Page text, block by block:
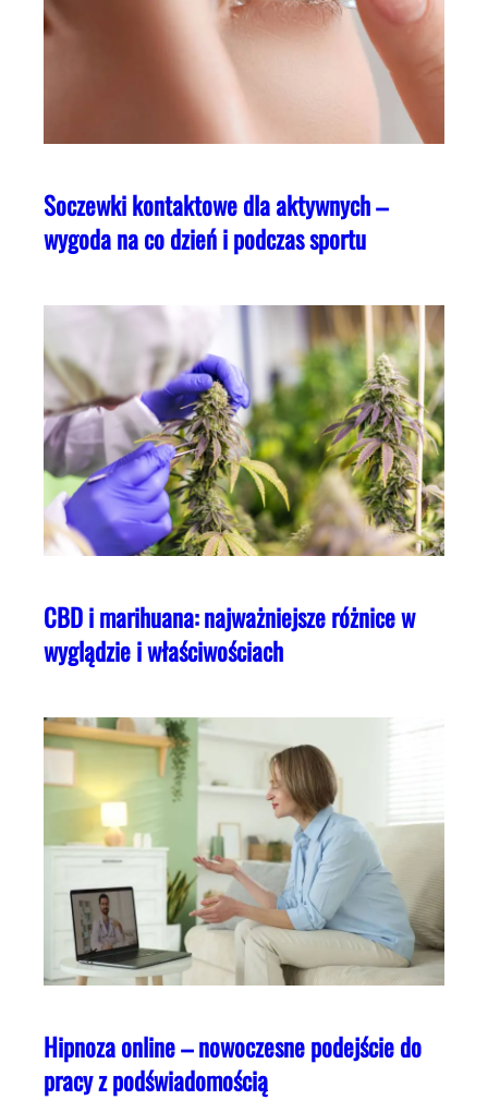
Soczewki kontaktowe dla aktywnych –
wygoda na co dzień i podczas sportu
CBD i marihuana: najważniejsze różnice w
wyglądzie i właściwościach
Hipnoza online – nowoczesne podejście do
pracy z podświadomością